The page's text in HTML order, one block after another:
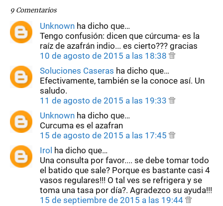
9 Comentarios
Unknown ha dicho que…
Tengo confusión: dicen que cúrcuma- es la
raíz de azafrán indio... es cierto??? gracias
10 de agosto de 2015 a las 18:38
Soluciones Caseras ha dicho que…
Efectivamente, también se la conoce así. Un
saludo.
11 de agosto de 2015 a las 19:33
Unknown ha dicho que…
Curcuma es el azafran
15 de agosto de 2015 a las 17:45
Irol ha dicho que…
Una consulta por favor.... se debe tomar todo
el batido que sale? Porque es bastante casi 4
vasos regulares!!! O tal ves se refrigera y se
toma una tasa por día?. Agradezco su ayuda!!!
15 de septiembre de 2015 a las 19:44